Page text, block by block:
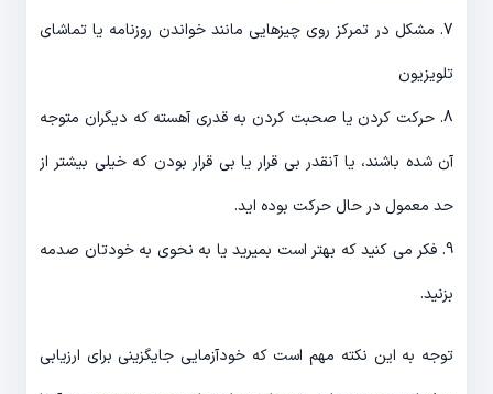
7. مشکل در تمرکز روی چیزهایی مانند خواندن روزنامه یا تماشای
تلویزیون
8. حرکت کردن یا صحبت کردن به قدری آهسته که دیگران متوجه
آن شده باشند، یا آنقدر بی قرار یا بی قرار بودن که خیلی بیشتر از
حد معمول در حال حرکت بوده اید.
9. فکر می کنید که بهتر است بمیرید یا به نحوی به خودتان صدمه
بزنید.
توجه به این نکته مهم است که خودآزمایی جایگزینی برای ارزیابی